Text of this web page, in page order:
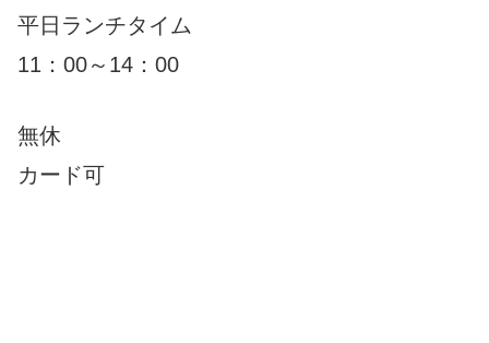
平日ランチタイム
11：00～14：00
無休
カード可